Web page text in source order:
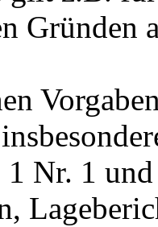
Gründen
Nr. 1